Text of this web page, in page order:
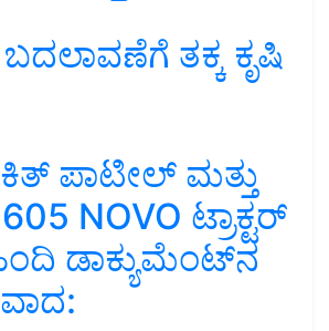
ತಕ್ಕ ಕೃಷಿ
ಪಾಟೀಲ್ ಮತ್ತು
NOVO ಟ್ರಾಕ್ಟರ್
ಡಾಕ್ಯುಮೆಂಟ್‌ನ